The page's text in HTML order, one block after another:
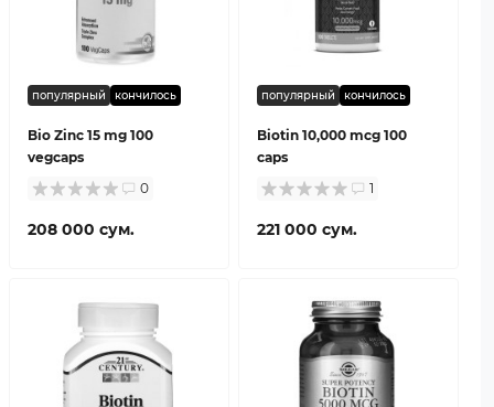
популярный кончилось
Bio Zinc 15 mg 100
vegcaps
0
208 000 сум.
популярный кончилось
Biotin 10,000 mcg 100
caps
1
221 000 сум.